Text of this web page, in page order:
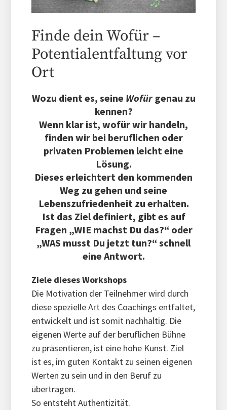
Finde dein Wofür –
Potentialentfaltung vor
Ort
Wozu dient es, seine Wofürgenau zu
kennen?
Wenn klar ist, wofür wir handeln,
finden wir bei beruflichen oder
privaten Problemen leicht eine
Lösung.
Dieses erleichtert den kommenden
Weg zu gehen und seine
Lebenszufriedenheit zu erhalten.
Ist das Ziel definiert, gibt es auf
Fragen „WIE machst Du das?“ oder
„WAS musst Du jetzt tun?“ schnell
eine Antwort.
Ziele dieses Workshops
Die Motivation der Teilnehmer wird durch
diese spezielle Art des Coachings entfaltet,
entwickelt und ist somit nachhaltig. Die
eigenen Werte auf der beruflichen Bühne
zu präsentieren, ist eine hohe Kunst. Ziel
ist es, im guten Kontakt zu seinen eigenen
Werten zu sein und in den Beruf zu
übertragen.
So entsteht Authentizität.